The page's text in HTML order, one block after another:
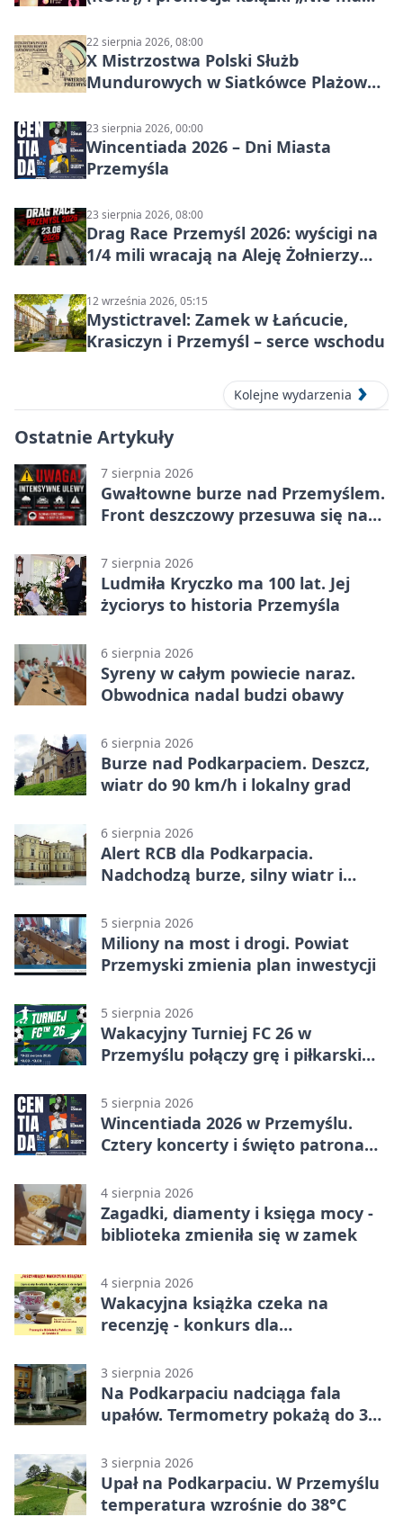
22 sierpnia 2026, 08:00
X Mistrzostwa Polski Służb
Mundurowych w Siatkówce Plażowej
23 sierpnia 2026, 00:00
Wincentiada 2026 – Dni Miasta
Przemyśla
23 sierpnia 2026, 08:00
Drag Race Przemyśl 2026: wyścigi na
1/4 mili wracają na Aleję Żołnierzy
12 września 2026, 05:15
Mystictravel: Zamek w Łańcucie,
Krasiczyn i Przemyśl – serce wschodu
Kolejne wydarzenia
Ostatnie Artykuły
7 sierpnia 2026
Gwałtowne burze nad Przemyślem.
Front deszczowy przesuwa się na
7 sierpnia 2026
Ludmiła Kryczko ma 100 lat. Jej
życiorys to historia Przemyśla
6 sierpnia 2026
Syreny w całym powiecie naraz.
Obwodnica nadal budzi obawy
6 sierpnia 2026
Burze nad Podkarpaciem. Deszcz,
wiatr do 90 km/h i lokalny grad
6 sierpnia 2026
Alert RCB dla Podkarpacia.
Nadchodzą burze, silny wiatr i
5 sierpnia 2026
Miliony na most i drogi. Powiat
Przemyski zmienia plan inwestycji
5 sierpnia 2026
Wakacyjny Turniej FC 26 w
Przemyślu połączy grę i piłkarski
5 sierpnia 2026
Wincentiada 2026 w Przemyślu.
Cztery koncerty i święto patrona
4 sierpnia 2026
Zagadki, diamenty i księga mocy -
biblioteka zmieniła się w zamek
4 sierpnia 2026
Wakacyjna książka czeka na
recenzję - konkurs dla
3 sierpnia 2026
Na Podkarpaciu nadciąga fala
upałów. Termometry pokażą do 36
3 sierpnia 2026
Upał na Podkarpaciu. W Przemyślu
temperatura wzrośnie do 38°C